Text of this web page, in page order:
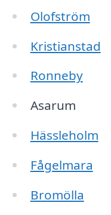
Olofström
Kristianstad
Ronneby
Asarum
Hässleholm
Fågelmara
Bromölla